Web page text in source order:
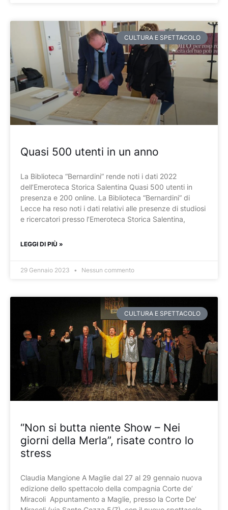
CULTURA E SPETTACOLO
Quasi 500 utenti in un anno
La Biblioteca “Bernardini” rende noti i dati 2022
dell’Emeroteca Storica Salentina Quasi 500 utenti in
presenza e 200 online. La Biblioteca “Bernardini” di
Lecce ha reso noti i dati relativi alle presenze di studiosi
e ricercatori presso l’Emeroteca Storica Salentina,
LEGGI DI PIÙ »
29 Gennaio 2023 Nessun commento
CULTURA E SPETTACOLO
“Non si butta niente Show – Nei
giorni della Merla”, risate contro lo
stress
Claudia Mangione A Maglie dal 27 al 29 gennaio nuova
edizione dello spettacolo della compagnia Corte de’
Miracoli Appuntamento a Maglie, presso la Corte De’